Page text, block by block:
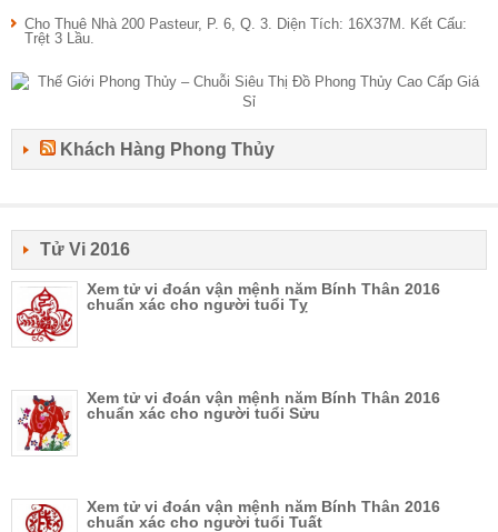
Cho Thuê Nhà 200 Pasteur, P. 6, Q. 3. Diện Tích: 16X37M. Kết Cấu:
Trệt 3 Lầu.
Khách Hàng Phong Thủy
Tử Vi 2016
Xem tử vi đoán vận mệnh năm Bính Thân 2016
chuẩn xác cho người tuổi Tỵ
Xem tử vi đoán vận mệnh năm Bính Thân 2016
chuẩn xác cho người tuổi Sửu
Xem tử vi đoán vận mệnh năm Bính Thân 2016
chuẩn xác cho người tuổi Tuất